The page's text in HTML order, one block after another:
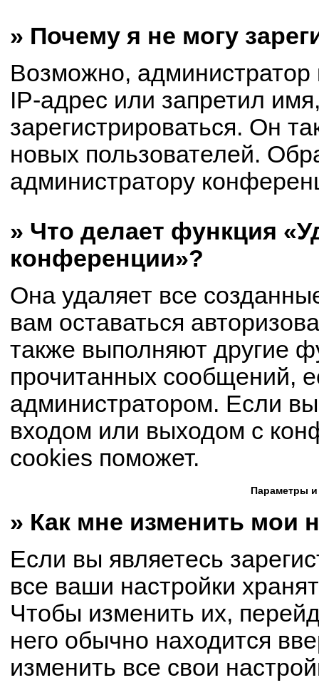
» Почему я не могу
Возможно,
IP-адрес или запретил
зарегистрироваться. Он
новых пользователей.
администратору
» Что делает функция
конференции»?
Она удаляет все
вам оставаться
также выполняют другие
прочитанных сообщений,
администратором. Если
входом или выходом с
cookies поможет.
Параметры и
» Как мне изменить мои
Если вы являетесь
все ваши настройки
Чтобы изменить их,
него обычно находится
изменить все свои